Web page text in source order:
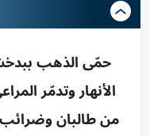
حمّى الذهب
الأنهار وتدمّر
من طالبان